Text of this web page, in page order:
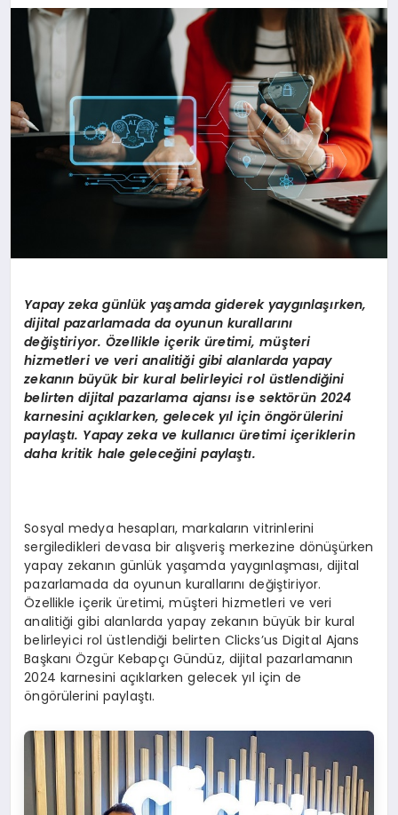
Yapay zeka günlük yaşamda giderek yaygınlaşırken,
dijital pazarlamada da oyunun kurallarını
değiştiriyor. Özellikle içeriküretimi, müşteri
hizmetleri ve veri analitiği gibi alanlarda yapay
zekanın büyük bir kural belirleyici rol üstlendiğini
belirten dijital pazarlama ajansı ise sektörün 2024
karnesini açıklarken, gelecek yıl için öngörülerini
paylaştı. Yapay zeka ve kullanıcı üretimi içeriklerin
daha kritik hale geleceğini paylaştı.
Sosyal medya hesapları, markaların vitrinlerini
sergiledikleri devasa bir alışveriş merkezine dönüşürken
yapay zekanın günlük yaşamda yaygınlaşması, dijital
pazarlamada da oyunun kurallarını değiştiriyor.
Özellikle içerik üretimi, müşteri hizmetleri ve veri
analitiği gibi alanlarda yapay zekanın büyük bir kural
belirleyici rol üstlendiği belirten Clicks’us Digital Ajans
Başkanı Özgür Kebapçı Gündüz, dijital pazarlamanın
2024 karnesini açıklarken gelecek yıl için de
öngörülerini paylaştı.